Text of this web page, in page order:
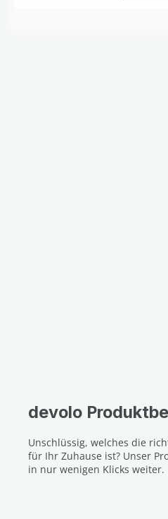
devolo
Unschlüssig, welches die
für Ihr Zuhause ist? Unser
in nur wenigen Klicks weiter.